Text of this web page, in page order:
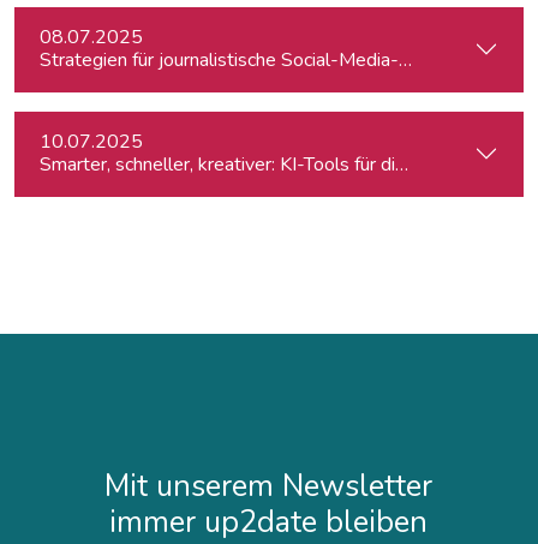
08.07.2025
Strategien für journalistische Social-Media-Recherchen
10.07.2025
Smarter, schneller, kreativer: KI-Tools für die
Mit unserem Newsletter
immer up2date bleiben